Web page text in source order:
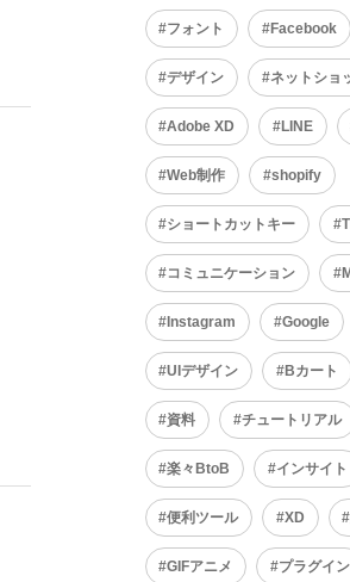
フォント Facebook
デザイン ネットショ
Adobe XD LINE
Web制作 shopify
ショートカットキー
コミュニケーション
Instagram Google
UIデザイン Bカート
資料 チュートリアル
楽々BtoB インサイト
便利ツール XD
GIFアニメ プラグイン